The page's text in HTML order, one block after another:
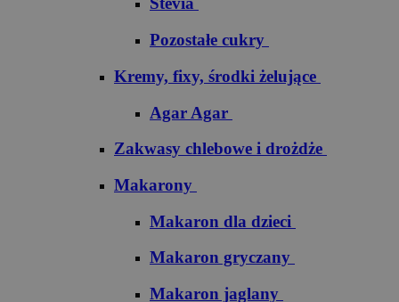
Pozostałe cukry
Kremy, fixy, środki żelujące
Agar Agar
Zakwasy chlebowe i drożdże
Makarony
Makaron dla dzieci
Makaron gryczany
Makaron jaglany